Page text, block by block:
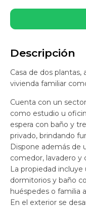
Descripción
Casa de dos plantas,
vivienda familiar
Cuenta con un
como estudio u
espera con baño y
privado, brindando
Dispone además de
comedor, lavadero y
La propiedad
dormitorios y baño
huéspedes o familia
En el exterior se